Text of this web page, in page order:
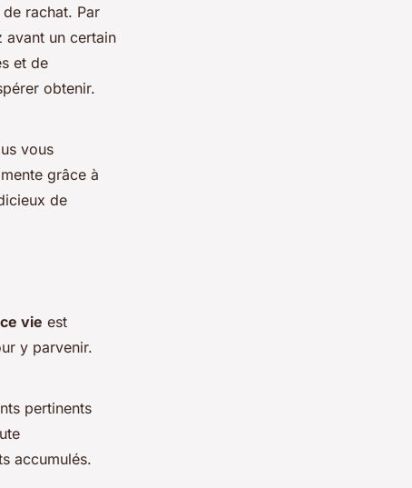
rachat. Par
avant un certain
et de
obtenir.
vous
grâce à
de
vie est
y parvenir.
pertinents
accumulés.